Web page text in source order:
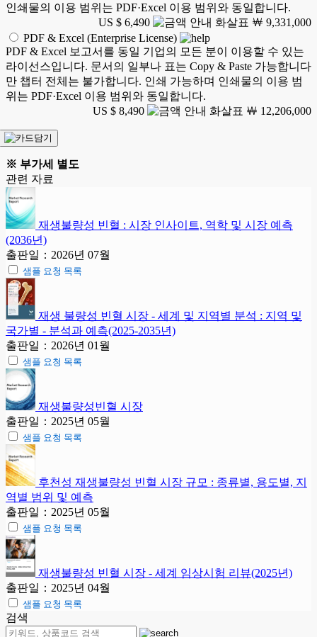
인쇄물의 이용 범위는 PDF·Excel 이용 범위와 동일합니다.
US $ 6,490
￦ 9,331,000
PDF & Excel (Enterprise License)
PDF & Excel 보고서를 동일 기업의 모든 분이 이용할 수 있는
라이선스입니다. 문서의 일부나 표는 Copy & Paste 가능합니다
만 챕터 전체는 불가합니다. 인쇄 가능하며 인쇄물의 이용 범
위는 PDF·Excel 이용 범위와 동일합니다.
US $ 8,490
￦ 12,206,000
※ 부가세 별도
관련 자료
재생불량성 빈혈 : 시장 인사이트, 역학 및 시장 예측
(2036년)
출판일：2026년 07월
샘플 요청 목록
재생 불량성 빈혈 시장 - 세계 및 지역별 분석 : 지역 및
국가별 - 분석과 예측(2025-2035년)
출판일：2026년 01월
샘플 요청 목록
재생불량성빈혈 시장
출판일：2025년 05월
샘플 요청 목록
후천성 재생불량성 빈혈 시장 규모 : 종류별, 용도별, 지
역별 범위 및 예측
출판일：2025년 05월
샘플 요청 목록
재생불량성 빈혈 시장 - 세계 임상시험 리뷰(2025년)
출판일：2025년 04월
샘플 요청 목록
검색